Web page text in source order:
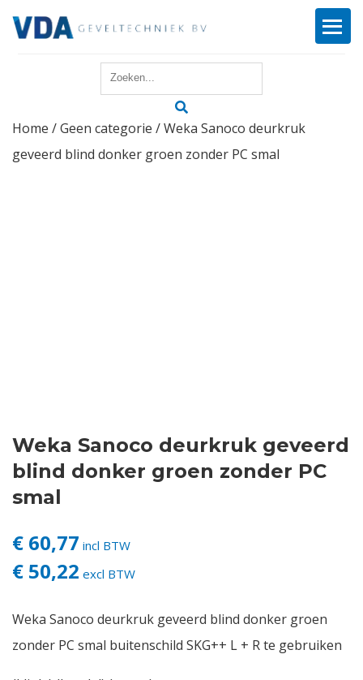
Reparatie
Login
Vacatures
Home /Geen categorie / Weka Sanoco deurkruk
geveerd blind donker groen zonder PC smal
Weka Sanoco deurkruk geveerd
blind donker groen zonder PC
smal
€ 60,77 incl BTW
€ 50,22 excl BTW
Weka Sanoco deurkruk geveerd blind donker groen
zonder PC smal buitenschild SKG++ L + R te gebruiken